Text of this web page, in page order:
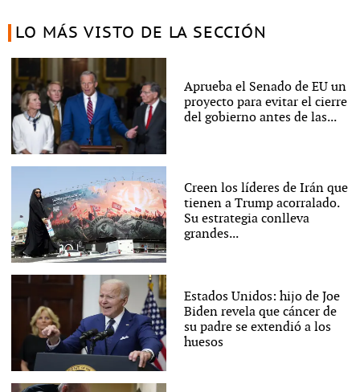
LO MÁS VISTO DE LA SECCIÓN
Aprueba el Senado de EU un
proyecto para evitar el cierre
del gobierno antes de las...
Creen los líderes de Irán que
tienen a Trump acorralado.
Su estrategia conlleva
grandes...
Estados Unidos: hijo de Joe
Biden revela que cáncer de
su padre se extendió a los
huesos